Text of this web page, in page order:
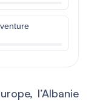
l’Albanie